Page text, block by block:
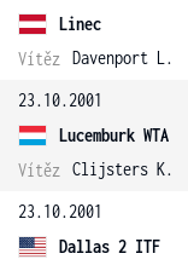
Linec
Vítěz
Davenport L.
23.10.2001
Lucemburk WTA
Vítěz
Clijsters K.
23.10.2001
Dallas 2 ITF